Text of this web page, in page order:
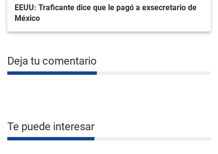
EEUU: Traficante dice que le pagó a exsecretario de
México
Deja tu comentario
Te puede interesar